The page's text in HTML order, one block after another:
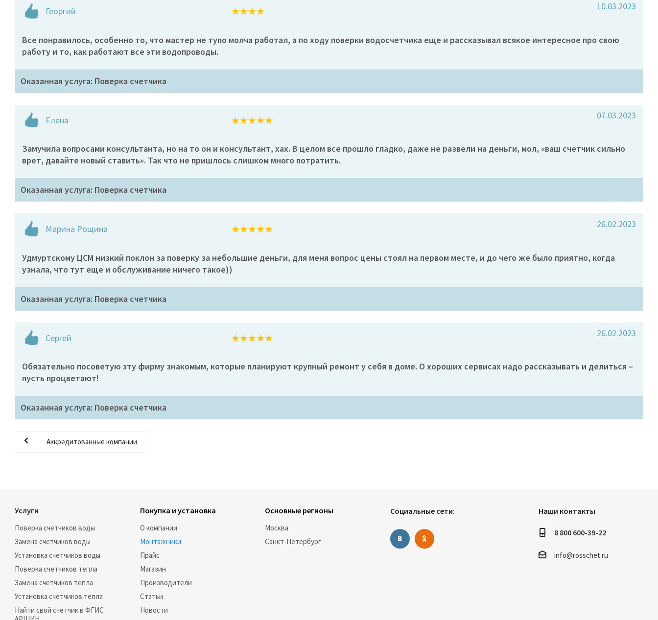
Георгий 10.03.2023
Все понравилось, особенно то, что мастер не тупо молча работал, а по ходу поверки водосчетчика еще и рассказывал всякое интересное про свою
работу и то, как работают все эти водопроводы.
Оказанная услуга: Поверка счетчика
Елена 07.03.2023
Замучила вопросами консультанта, но на то он и консультант, хах. В целом все прошло гладко, даже не развели на деньги, мол, «ваш счетчик сильно
врет, давайте новый ставить». Так что не пришлось слишком много потратить.
Оказанная услуга: Поверка счетчика
Марина Рощина 26.02.2023
Удмуртскому ЦСМ низкий поклон за поверку за небольшие деньги, для меня вопрос цены стоял на первом месте, и до чего же было приятно, когда
узнала, что тут еще и обслуживание ничего такое))
Оказанная услуга: Поверка счетчика
Сергей 26.02.2023
Обязательно посоветую эту фирму знакомым, которые планируют крупный ремонт у себя в доме. О хороших сервисах надо рассказывать и делиться –
пусть процветают!
Оказанная услуга: Поверка счетчика
Аккредитованные компании
Услуги
Поверка счетчиков воды
Замена счетчиков воды
Установка счетчиков воды
Поверка счетчиков тепла
Замена счетчиков тепла
Установка счетчиков тепла
Найти свой счетчик в ФГИС
Покупка и установка
О компании
Монтажники
Прайс
Магазин
Производители
Статьи
Новости
Основные регионы
Москва
Санкт-Петербург
Социальные сети: Наши контакты
8 800 600-39-22
info@rosschet.ru